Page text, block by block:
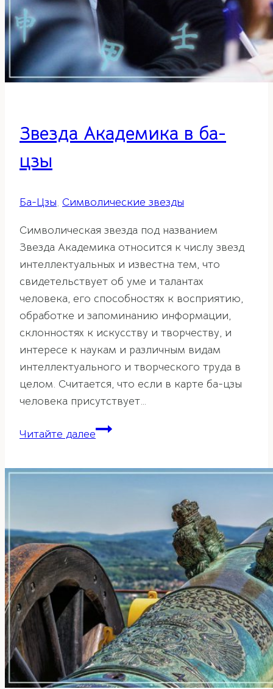
Звезда Академика в ба-
цзы
Ба-Цзы, Символические звезды
Символическая звезда под названием
Звезда Академика относится к числу звезд
интеллектуальных и известна тем, что
свидетельствует об уме и талантах
человека, его способностях к восприятию,
обработке и запоминанию информации,
склонностях к искусству и творчеству, и
интересе к наукам и различным видам
интеллектуального и творческого труда в
целом. Считается, что если в карте ба-цзы
человека присутствует…
Читайте далееЗвезда